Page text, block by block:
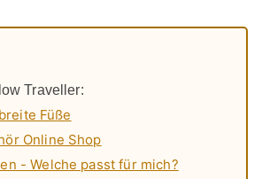
Traveller:
Füße
Online Shop
- Welche passt für mich?